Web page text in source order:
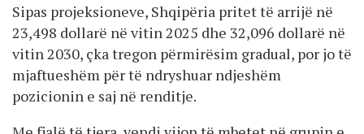
Sipas projeksioneve, Shqipëria pritet të arrijë në
23,498 dollarë në vitin 2025 dhe 32,096 dollarë në
vitin 2030, çka tregon përmirësim gradual, por jo të
mjaftueshëm për të ndryshuar ndjeshëm
pozicionin e saj në renditje.